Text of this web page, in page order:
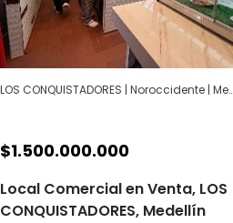
LOS CONQUISTADORES | Noroccidente | Medellín
$1.500.000.000
Local Comercial en Venta, LOS
CONQUISTADORES, Medellín